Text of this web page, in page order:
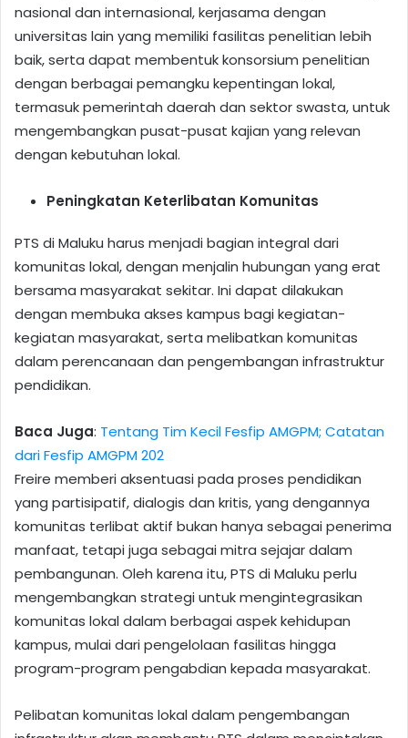
nasional dan internasional, kerjasama dengan
universitas lain yang memiliki fasilitas penelitian lebih
baik, serta dapat membentuk konsorsium penelitian
dengan berbagai pemangku kepentingan lokal,
termasuk pemerintah daerah dan sektor swasta, untuk
mengembangkan pusat-pusat kajian yang relevan
dengan kebutuhan lokal.
Peningkatan Keterlibatan Komunitas
PTS di Maluku harus menjadi bagian integral dari
komunitas lokal, dengan menjalin hubungan yang erat
bersama masyarakat sekitar. Ini dapat dilakukan
dengan membuka akses kampus bagi kegiatan-
kegiatan masyarakat, serta melibatkan komunitas
dalam perencanaan dan pengembangan infrastruktur
pendidikan.
Baca Juga: Tentang Tim Kecil Fesfip AMGPM; Catatan
dari Fesfip AMGPM 202
Freire memberi aksentuasi pada proses pendidikan
yang partisipatif, dialogis dan kritis, yang dengannya
komunitas terlibat aktif bukan hanya sebagai penerima
manfaat, tetapi juga sebagai mitra sejajar dalam
pembangunan. Oleh karena itu, PTS di Maluku perlu
mengembangkan strategi untuk mengintegrasikan
komunitas lokal dalam berbagai aspek kehidupan
kampus, mulai dari pengelolaan fasilitas hingga
program-program pengabdian kepada masyarakat.
Pelibatan komunitas lokal dalam pengembangan